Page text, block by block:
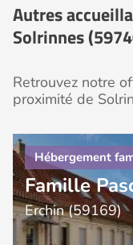
Autres
Solrinnes
Retrouvez notre
proximité de
Famille
Erchin (59169)